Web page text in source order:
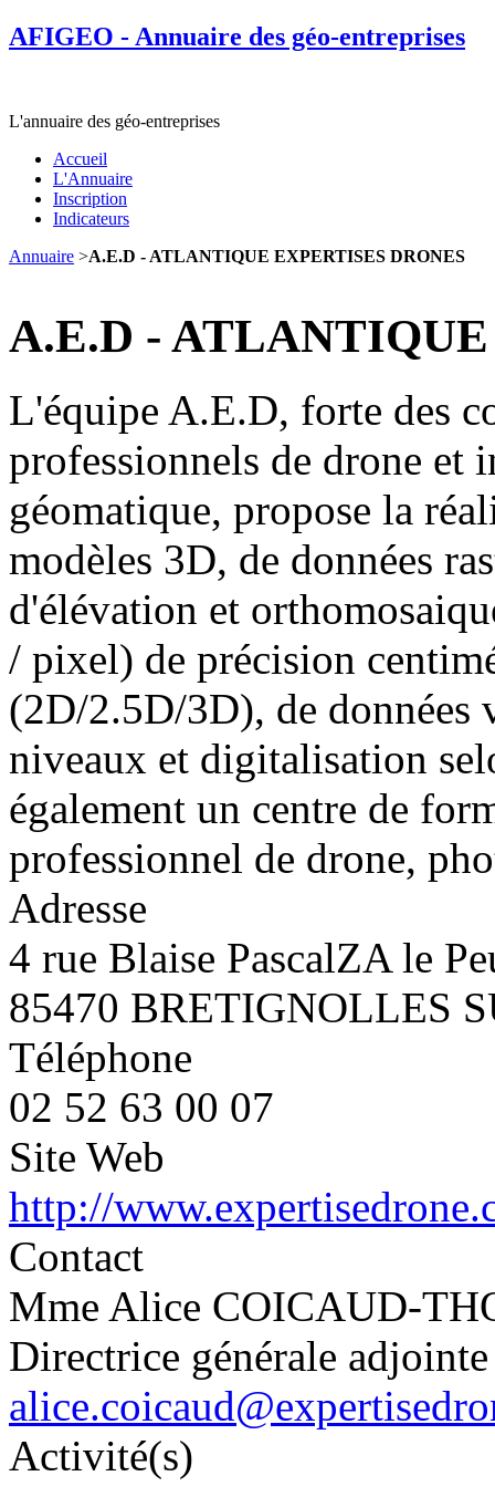
AFIGEO - Annuaire des géo-entreprises
L'annuaire des géo-entreprises
Accueil
L'Annuaire
Inscription
Indicateurs
Annuaire >A.E.D - ATLANTIQUE EXPERTISES DRONES
A.E.D -
L'équipe A.E.D, forte des
professionnels de drone et
géomatique, propose la
modèles 3D, de données
d'élévation et
/ pixel) de précision
(2D/2.5D/3D), de données
niveaux et digitalisation
également un centre de
professionnel de drone,
Adresse
4 rue Blaise PascalZA le
85470 BRETIGNOLLES
Téléphone
02 52 63 00 07
Site Web
http://
Contact
Mme Alice COICAUD-
Directrice générale adjointe
Activité(s)